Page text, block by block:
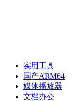
实用工具
国产ARM64
媒体播放器
文档办公